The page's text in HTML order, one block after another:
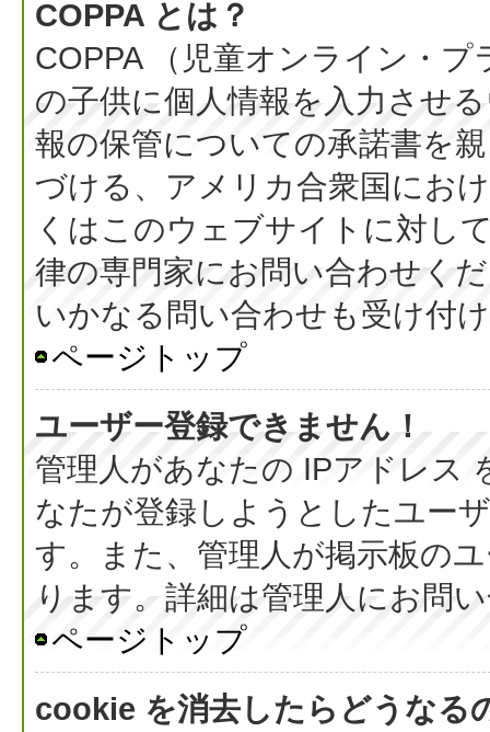
COPPA とは？
COPPA （児童オンライン・
の子供に個人情報を入力させ
報の保管についての承諾書を
づける、アメリカ合衆国にお
くはこのウェブサイトに対し
律の専門家にお問い合わせく
いかなる問い合わせも受け付
ページトップ
ユーザー登録できません！
管理人があなたの IPアドレス
なたが登録しようとしたユー
す。また、管理人が掲示板の
ります。詳細は管理人にお問
ページトップ
cookie を消去したらどうなる